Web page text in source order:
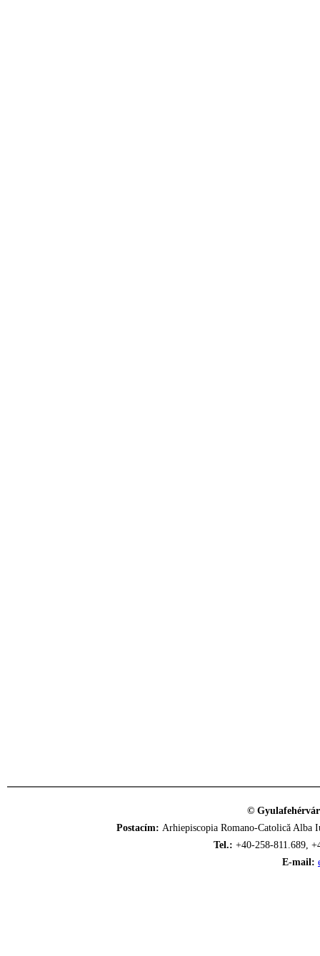
©
Postacím: Arhiepiscopia Romano-Catolică
Tel.: +40-258-811.689,
E-mail: